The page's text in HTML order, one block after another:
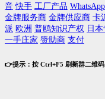
音 快手 工厂产品 WhatsApp
金牌服务商 金牌供应商 卡
派 欧洲 普鸥知识产权 日
一手庄家 赞助商 支付
👉提示：按 Ctrl+F5 刷新群二维码